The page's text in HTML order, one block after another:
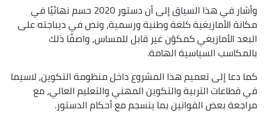
وأشار في هذا السياق إلى أن دستور 2020 حسم نهائيًا في
مكانة الأمازيغية كلغة وطنية ورسمية، ونص في ديباجته على
البعد الأمازيغي كمكوّن غير قابل للمساس، واصفًا ذلك
بالمكاسب السياسية الهامة.
كما دعا إلى تعميم هذا المشروع داخل منظومة التكوين، لاسيما
في قطاعات التربية والتكوين المهني والتعليم العالي، مع
مراجعة بعض القوانين بما ينسجم مع أحكام الدستور.